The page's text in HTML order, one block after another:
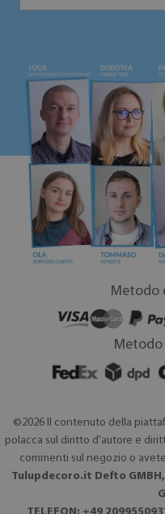
Metodo
Metodo
©2026 Il contenuto della
polacca sul diritto d'autore e
commenti sul negozio o
Tulupdecoro.it Defto